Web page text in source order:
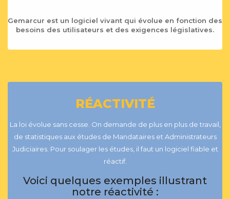
Gemarcur est un logiciel vivant qui évolue en fonction des
besoins des utilisateurs et des exigences législatives.
RÉACTIVITÉ
La loi évolue sans cesse. On demande de plus en plus de travail,
de statistiques aux études de Mandataires et Administrateurs
Judiciaires. Pour soulager les études, il faut un logiciel fiable et
réactif.
Voici quelques exemples illustrant
notre réactivité :